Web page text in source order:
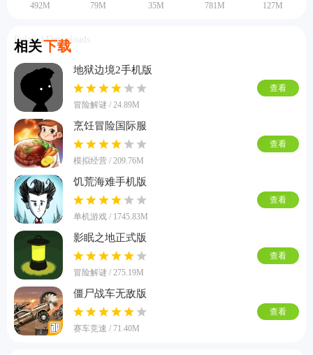
492M
79M
35M
781M
127M
相关下载
Related Downloads
地狱边境2手机版
冒险解谜 / 24.89M
查看
烹饪冒险国际服
模拟经营 / 209.76M
查看
饥荒海难手机版
单机游戏 / 1745.83M
查看
影眠之地正式版
冒险解谜 / 275.19M
查看
僵尸战车无敌版
赛车竞速 / 71.40M
查看